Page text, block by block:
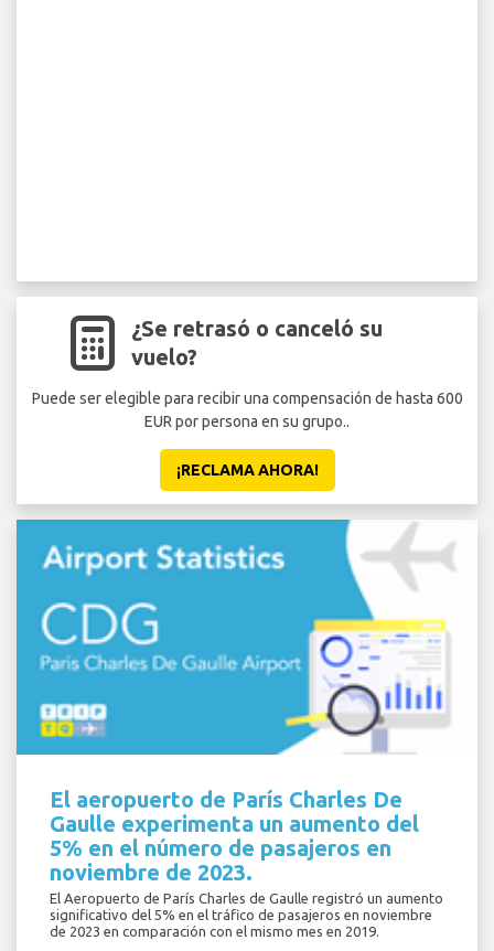
¿Se retrasó o canceló su
vuelo?
Puede ser elegible para recibir una compensación de hasta 600
EUR por persona en su grupo..
¡RECLAMA AHORA!
El aeropuerto de París Charles De
Gaulle experimenta un aumento del
5% en el número de pasajeros en
noviembre de 2023.
El Aeropuerto de París Charles de Gaulle registró un aumento
significativo del 5% en el tráfico de pasajeros en noviembre
de 2023 en comparación con el mismo mes en 2019.